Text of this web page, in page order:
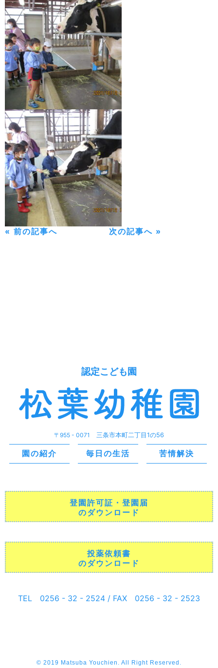
« 前の記事へ 次の記事へ »
認定こども園
〒955 - 0071 三条市本町二丁目1の56
園の紹介 毎日の生活 苦情解決
登園許可証・登園届
のダウンロード
投薬依頼書
のダウンロード
TEL 0256 - 32 - 2524 / FAX 0256 - 32 - 2523
© 2019 Matsuba Youchien. All Right Reserved.